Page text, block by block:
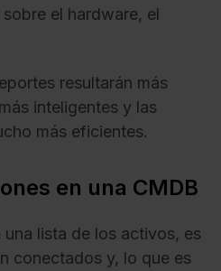
el hardware, el
resultarán más
inteligentes y las
más eficientes.
en una CMDB
lista de los activos, es
conectados y, lo que es